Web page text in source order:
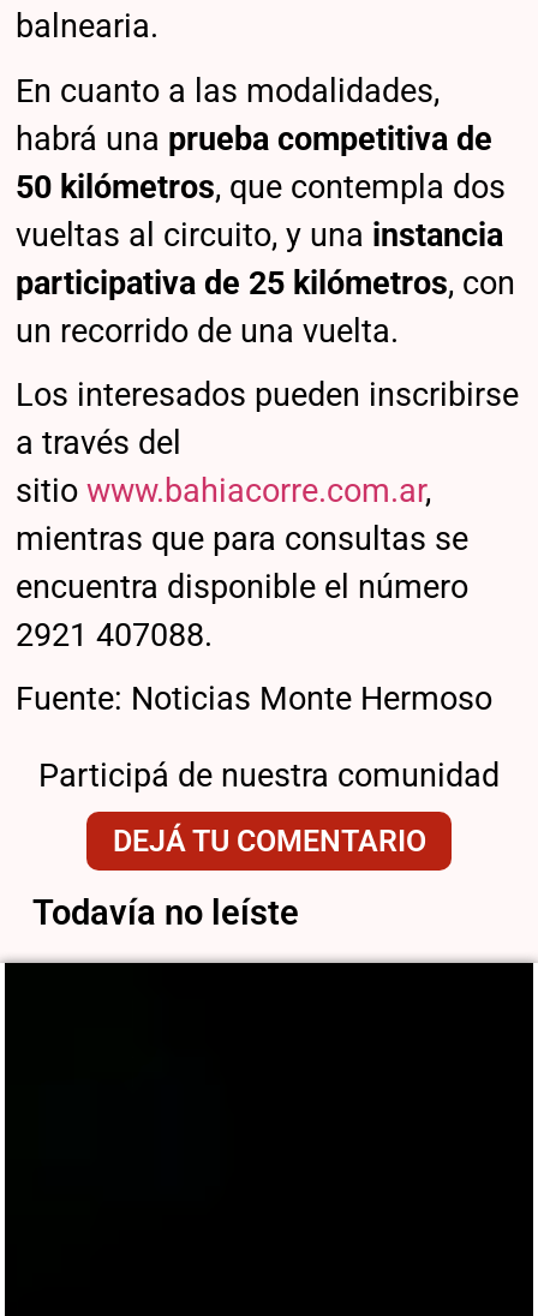
balnearia.
En cuanto a las modalidades,
habrá una prueba competitiva de
50 kilómetros, que contempla dos
vueltas al circuito, y una instancia
participativa de 25 kilómetros, con
un recorrido de una vuelta.
Los interesados pueden inscribirse
a través del
sitiowww.bahiacorre.com.ar,
mientras que para consultas se
encuentra disponible el número
2921 407088.
Fuente: Noticias Monte Hermoso
Participá de nuestra comunidad
DEJÁ TU COMENTARIO
Todavía no leíste